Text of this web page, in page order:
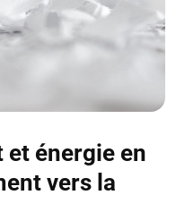
énergie en
vers la